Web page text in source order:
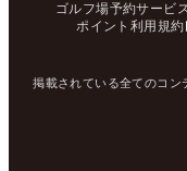
ゴルフ場予約サービ
ポイント利用規約
掲載されている全てのコン